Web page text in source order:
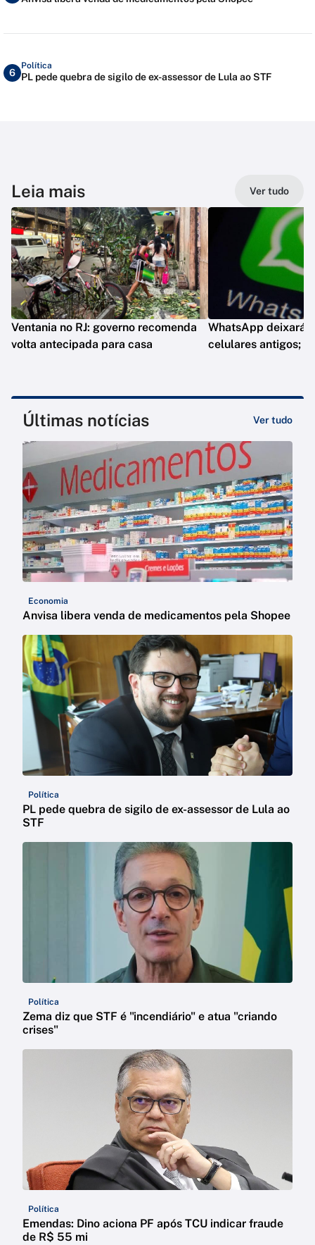
6
Política
PL pede quebra de sigilo de ex-assessor de Lula ao STF
Leia mais Ver tudo
Ventania no RJ: governo recomenda
volta antecipada para casa
WhatsApp deixará
celulares antigos;
Últimas notícias Ver tudo
Economia
Anvisa libera venda de medicamentos pela Shopee
Política
PL pede quebra de sigilo de ex-assessor de Lula ao
STF
Política
Zema diz que STF é "incendiário" e atua "criando
crises"
Política
Emendas: Dino aciona PF após TCU indicar fraude
de R$ 55 mi